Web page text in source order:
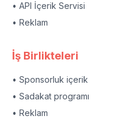
• API İçerik Servisi
• Reklam
İş Birlikteleri
• Sponsorluk içerik
• Sadakat programı
• Reklam